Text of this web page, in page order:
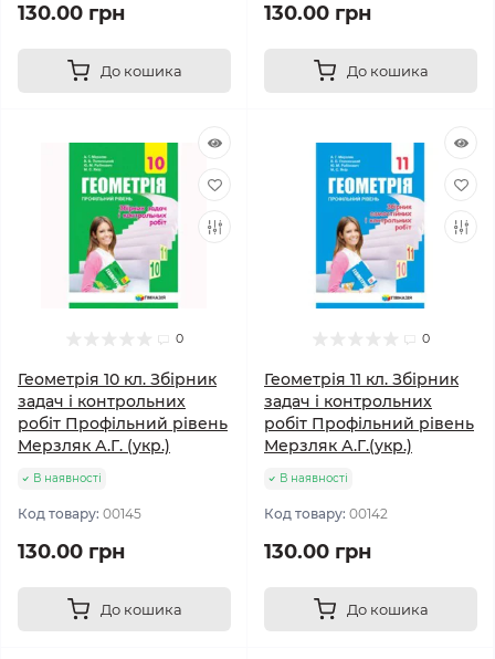
130.00 грн
До кошика
130.00 грн
До кошика
0
Геометрія 10 кл. Збірник
задач і контрольних
робіт Профільний рівень
Мерзляк А.Г. (укр.)
В наявності
Код товару: 00145
130.00 грн
До кошика
0
Геометрія 11 кл. Збірник
задач і контрольних
робіт Профільний рівень
Мерзляк А.Г.(укр.)
В наявності
Код товару: 00142
130.00 грн
До кошика